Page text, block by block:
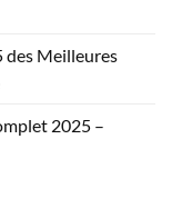
des Meilleures
2025 –